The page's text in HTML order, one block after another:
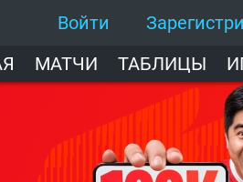
Войти
МАТЧИ ТАБЛИЦЫ